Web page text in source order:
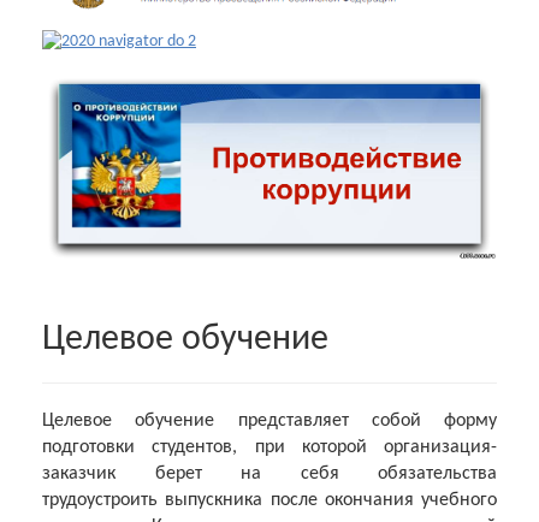
Целевое обучение
Целевое обучение представляет собой форму
подготовки студентов, при которой организация-
заказчик берет на себя обязательства
трудоустроить выпускника после окончания учебного